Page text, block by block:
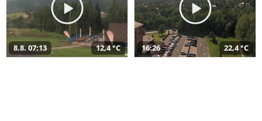
8.8. 07:13 12,4 °C 16:26 22,4 °C